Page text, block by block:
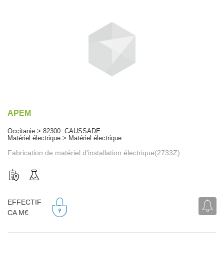
APEM
Occitanie > 82300 CAUSSADE
Matériel électrique > Matériel électrique
Fabrication de matériel d'installation électrique(2733Z)
EFFECTIF
CA M€